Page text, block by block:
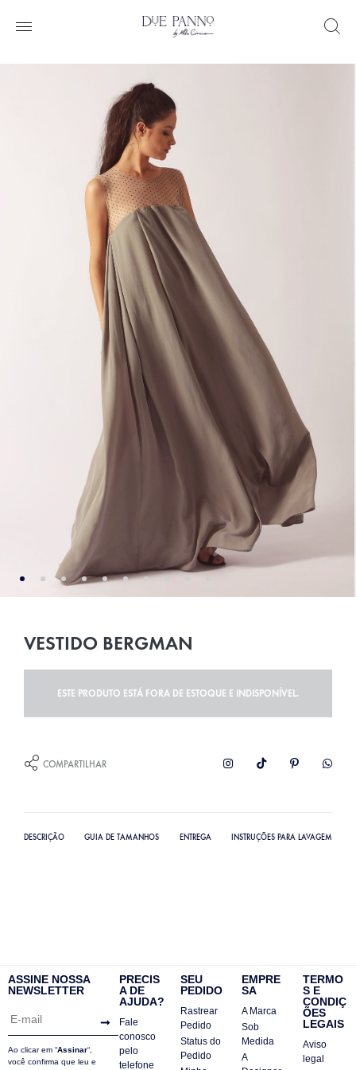
VESTIDO BERGMAN
ESTE PRODUTO ESTÁ FORA DE ESTOQUE E INDISPONÍVEL.
COMPARTILHAR
DESCRIÇÃO GUIA DE TAMANHOS ENTREGA INSTRUÇÕES PARA LAVAGEM
ASSINE NOSSA
NEWSLETTER
Ao clicar em “Assinar“,
você confirma que leu e
PRECIS
A DE
AJUDA?
Fale
conosco
pelo
telefone
SEU
PEDIDO
Rastrear
Pedido
Status do
Pedido
EMPRE
SA
A Marca
Sob
Medida
A
TERMO
S E
CONDIÇ
ÕES
LEGAIS
Aviso
legal